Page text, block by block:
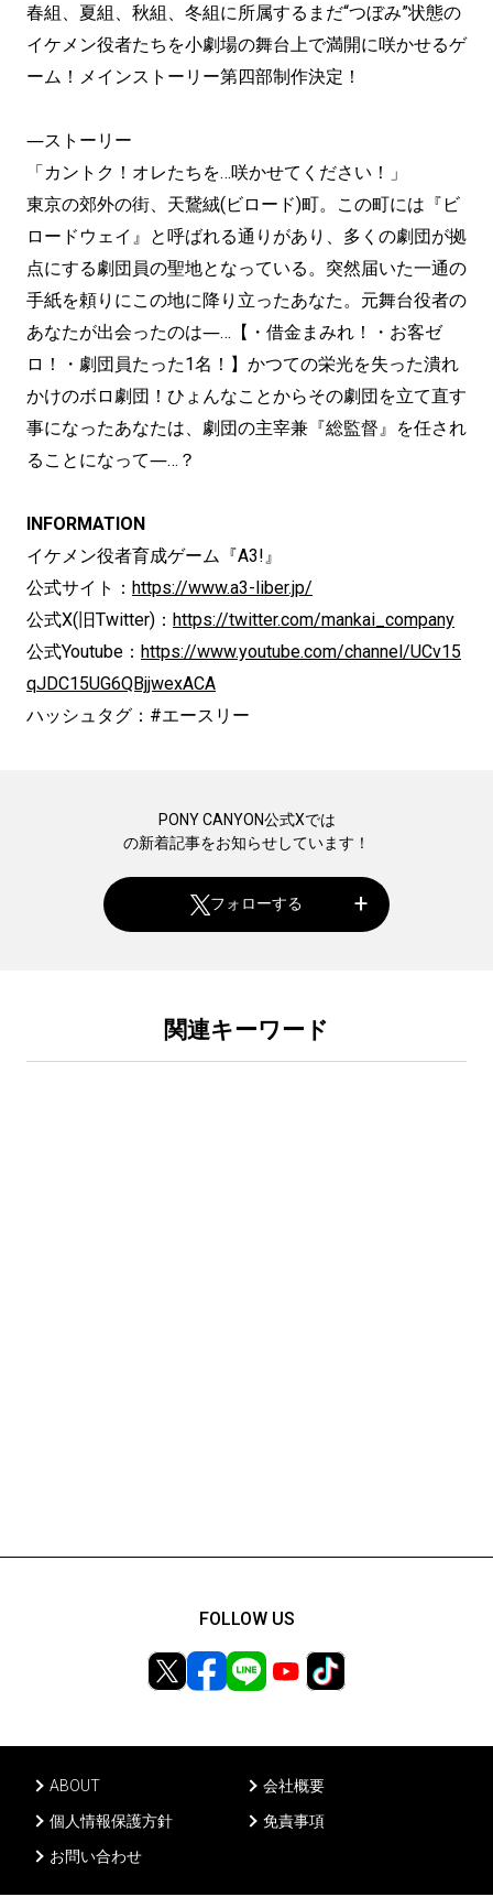
春組、夏組、秋組、冬組に所属するまだ“つぼみ”状態の
イケメン役者たちを小劇場の舞台上で満開に咲かせるゲ
ーム！メインストーリー第四部制作決定！
―ストーリー
「カントク！オレたちを…咲かせてください！」
東京の郊外の街、天鵞絨(ビロード)町。この町には『ビ
ロードウェイ』と呼ばれる通りがあり、多くの劇団が拠
点にする劇団員の聖地となっている。突然届いた一通の
手紙を頼りにこの地に降り立ったあなた。元舞台役者の
あなたが出会ったのは―…【・借金まみれ！・お客ゼ
ロ！・劇団員たった1名！】かつての栄光を失った潰れ
かけのボロ劇団！ひょんなことからその劇団を立て直す
事になったあなたは、劇団の主宰兼『総監督』を任され
ることになって―…？
INFORMATION
イケメン役者育成ゲーム『A3!』
公式サイト： https://www.a3-liber.jp/
公式X(旧Twitter)： https://twitter.com/mankai_company
公式Youtube： https://www.youtube.com/channel/UCv15
qJDC15UG6QBjjwexACA
ハッシュタグ：#エースリー
PONY CANYON公式Xでは
の新着記事をお知らせしています！
フォローする
関連キーワード
ABOUT
会社概要
個人情報保護方針
免責事項
お問い合わせ
FOLLOW US